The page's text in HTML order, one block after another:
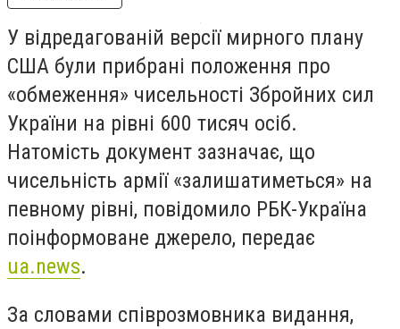
У відредагованій версії мирного плану
США були прибрані положення про
«обмеження» чисельності Збройних сил
України на рівні 600 тисяч осіб.
Натомість документ зазначає, що
чисельність армії «залишатиметься» на
певному рівні, повідомило РБК-Україна
поінформоване джерело, передає
ua.news.
За словами співрозмовника видання,